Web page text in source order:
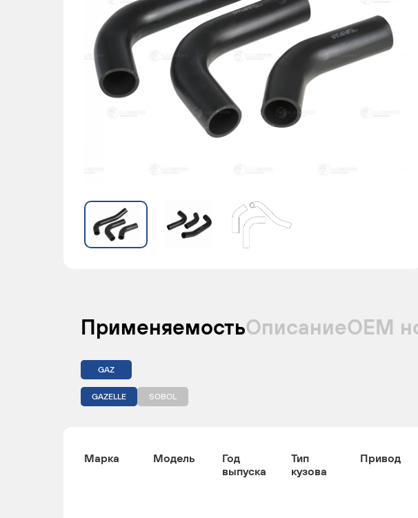
ПрименяемостьОписаниеОЕМ
GAZ
GAZELLE SOBOL
Марка Модель
Год
выпуска
Тип
кузова
Привод